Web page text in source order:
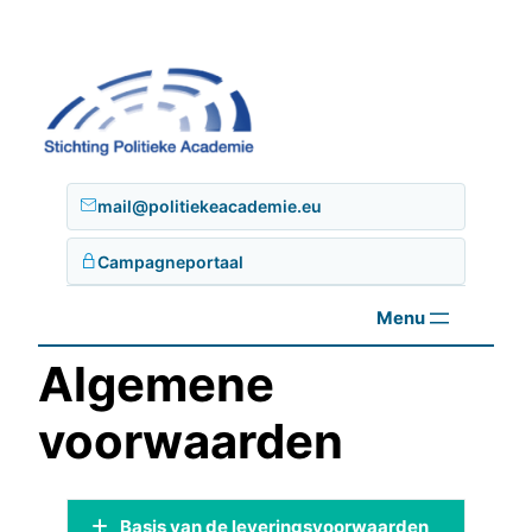
inhoud
mail@politiekeacademie.eu
Campagneportaal
Algemene
voorwaarden
Basis van de leveringsvoorwaarden